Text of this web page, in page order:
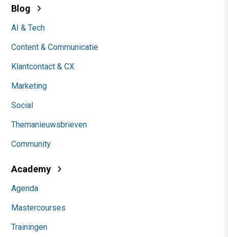
Blog
AI & Tech
Content & Communicatie
Klantcontact & CX
Marketing
Social
Themanieuwsbrieven
Community
Academy
Agenda
Mastercourses
Trainingen